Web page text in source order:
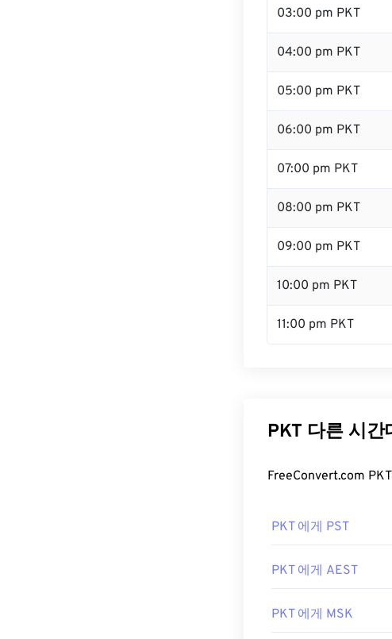
03:00 pm PKT
04:00 pm PKT
05:00 pm PKT
06:00 pm PKT
07:00 pm PKT
08:00 pm PKT
09:00 pm PKT
10:00 pm PKT
11:00 pm PKT
PKT 다른 시간
FreeConvert.com
PKT 에게 PST
PKT 에게 AEST
PKT 에게 MSK